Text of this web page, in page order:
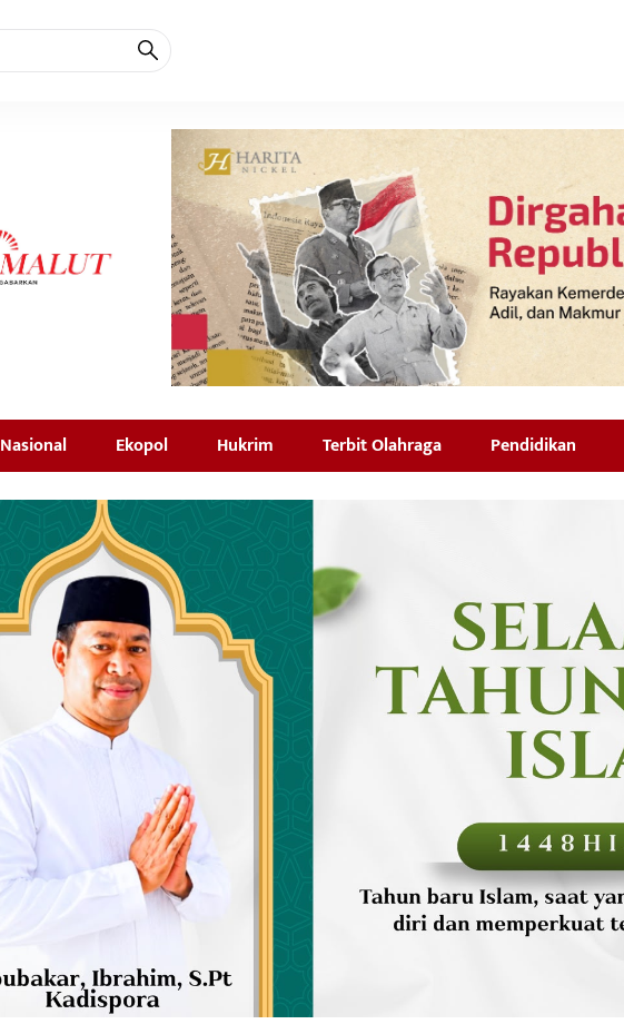
Nasional Ekopol Hukrim Terbit Olahraga Pendidikan